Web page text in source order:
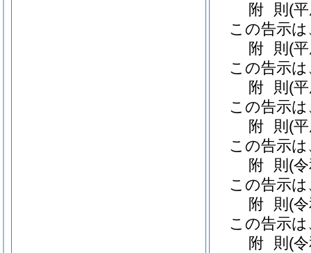
附 則 (
この告示
附 則 (
この告示
附 則 (
この告示
附 則 (
この告示
附 則 (
この告示
附 則 (
この告示
附 則 (